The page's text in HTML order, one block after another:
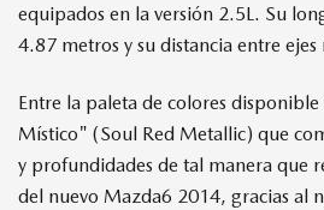
equipados en la versión 2.5L. Su
4.87 metros y su distancia entre
Entre la paleta de colores disponible
Místico" (Soul Red Metallic) que
y profundidades de tal manera que
del nuevo Mazda6 2014, gracias al